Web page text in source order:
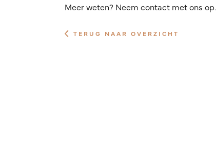
Meer weten? Neem contact met ons op.
TERUG NAAR OVERZICHT